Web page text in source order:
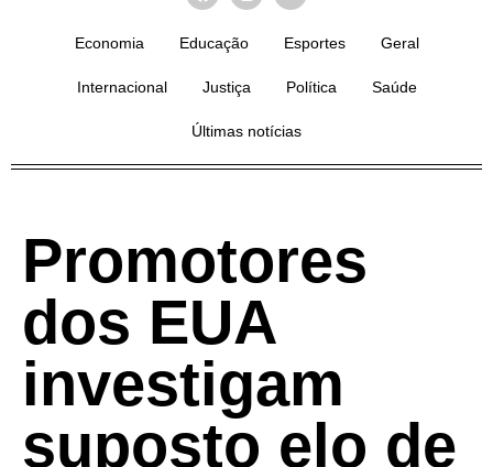
Economia Educação Esportes Geral
Internacional Justiça Política Saúde
Últimas notícias
Promotores
dos EUA
investigam
suposto elo de